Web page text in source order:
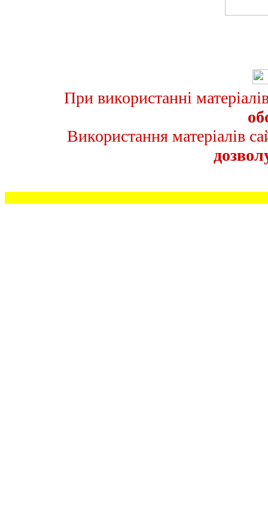
При використанні
Використання матеріалів